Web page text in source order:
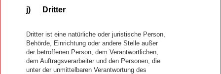
j) Dritter
Dritter ist eine natürliche oder juristische Person,
Behörde, Einrichtung oder andere Stelle außer
der betroffenen Person, dem Verantwortlichen,
dem Auftragsverarbeiter und den Personen, die
unter der unmittelbaren Verantwortung des